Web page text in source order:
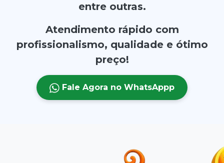
entre outras.
Atendimento rápido com
profissionalismo, qualidade e ótimo
preço!
Fale Agora no WhatsAppp